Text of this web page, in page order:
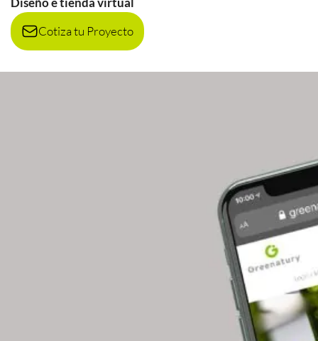
Cotiza tu Proyecto